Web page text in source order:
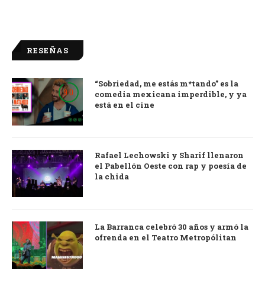
RESEÑAS
9.0
“Sobriedad, me estás m*tando” es la
comedia mexicana imperdible, y ya
está en el cine
Rafael Lechowski y Sharif llenaron
el Pabellón Oeste con rap y poesía de
la chida
La Barranca celebró 30 años y armó la
ofrenda en el Teatro Metropólitan